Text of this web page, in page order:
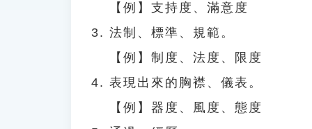
【例】支持度、滿意度
法制、標準、規範。
【例】制度、法度、限度
表現出來的胸襟、儀表。
【例】器度、風度、態度